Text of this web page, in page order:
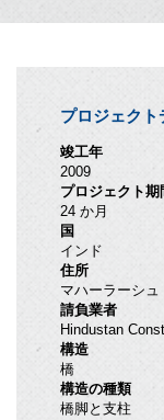
プロジェクト
竣工年
2009
プロジェクト期
24 か月
国
インド
住所
マハーラーシュ
請負業者
Hindustan
構造
橋
構造の種類
橋脚と支柱